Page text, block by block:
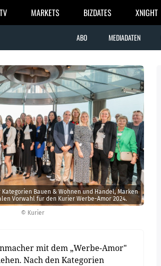
TV MARKETS BIZDATES XNIGHT
ABO MEDIADATEN
© Kurier
Bauen & Wohnen und Handel, Marken
Vorwahl für den Kurier Werbe-Amor 2024.
mit dem „Werbe-Amor"
Nach den Kategorien